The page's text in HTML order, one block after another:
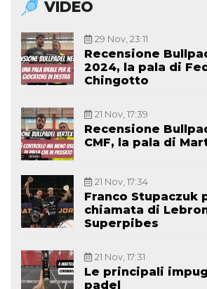
VIDEO
29 Nov, 23:11
Recensione
2024, la pala di
Chingotto
21 Nov, 17:39
Recensione
CMF, la pala di
21 Nov, 17:34
Franco Stupaczuk
chiamata di
Superpibes
21 Nov, 17:31
Le principali
padel